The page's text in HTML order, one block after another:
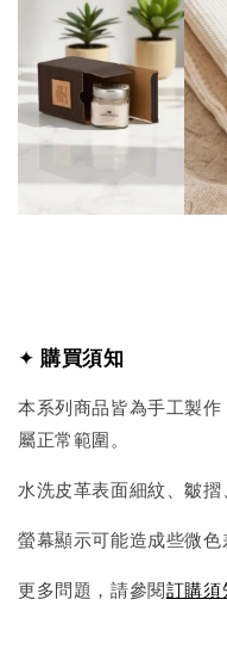
✦ 購買須知
本系列商品皆為手工製
屬正常範圍。
水洗皮革表面細紋、皺摺
螢幕顯示可能造成些微色
更多問題，請參閱訂購須